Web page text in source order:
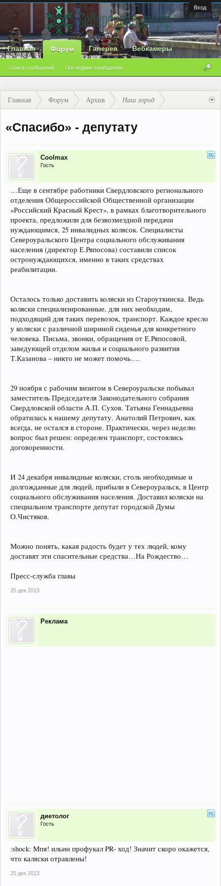
Вход
Главная Форум
Поиск сообщений Последние сообщения
Галерея Вебкамеры
Главная Форум Архив Наш город
«Спасибо» - депутату
Coolmax
Гость
…Еще в сентябре работники Свердловского регионального
отделения Общероссийской Общественной организации
«Российский Красный Крест», в рамках благотворительного
проекта, предложили для безвозмездной передачи
нуждающимся, 25 инвалидных колясок. Специалисты
Североуральского Центра социального обслуживания
населения (директор Е.Ряпосова) составили список
остронуждающихся, именно в таких средствах
реабилитации.
Осталось только доставить коляски из Староуткинска. Ведь
коляски специализированные, для них необходим,
подходящий для таких перевозок, транспорт. Каждое кресло
у коляски с различной шириной сиденья для конкретного
человека. Письма, звонки, обращения от Е.Ряпосовой,
заведующей отделом жилья и социального развития
Т.Казанова – никто не может помочь….
29 ноября с рабочим визитом в Североуральске побывал
заместитель Председателя Законодательного собрания
Свердловской области А.П. Сухов. Татьяна Геннадьевна
обратилась к нашему депутату. Анатолий Петрович, как
всегда, не остался в стороне. Практически, через неделю
вопрос был решен: определен транспорт, состоялись
договоренности.
И 24 декабря инвалидные коляски, столь необходимые и
долгожданные для людей, прибыли в Североуральск, в Центр
социального обслуживания населения. Доставил коляски на
специальном транспорте депутат городской Думы
О.Чистяков.
Можно понять, какая радость будет у тех людей, кому
доставят эти спасительные средства…На Рождество…
Пресс-служба главы
25 дек 2013
Реклама
диетолог
Гость
:shock: Мпя! ильин профукал PR- ход! Значит скоро окажется,
что каляски отравлены!
25 дек 2013